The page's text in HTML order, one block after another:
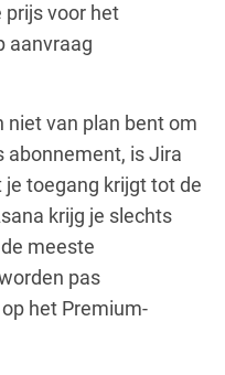
prijs voor het
aanvraag
niet van plan bent om
abonnement, is Jira
toegang krijgt tot de
krijg je slechts
meeste
pas
het Premium-